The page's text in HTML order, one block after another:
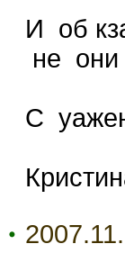
И об
не
С